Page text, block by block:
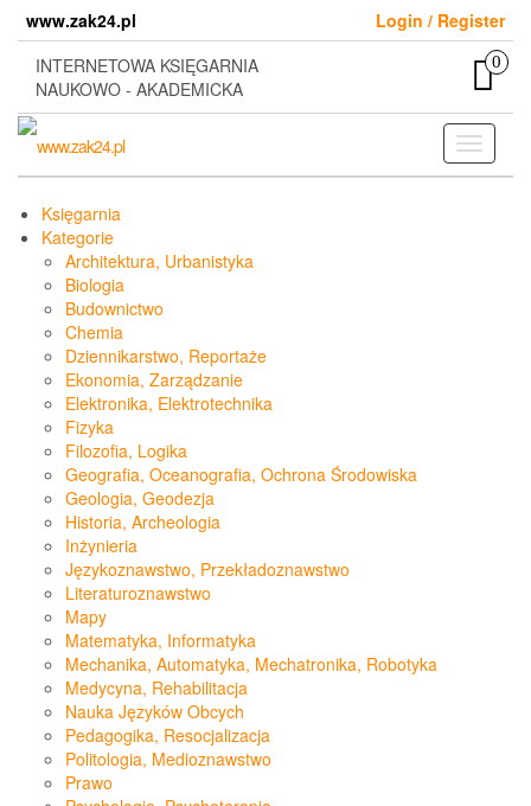
content
www.zak24.pl
Login / Register
INTERNETOWA KSIĘGARNIA
NAUKOWO - AKADEMICKA
0
Toggle
Księgarnia
Kategorie
Architektura, Urbanistyka
Biologia
Budownictwo
Chemia
Dziennikarstwo, Reportaże
Ekonomia, Zarządzanie
Elektronika, Elektrotechnika
Fizyka
Filozofia, Logika
Geografia, Oceanografia, Ochrona Środowiska
Geologia, Geodezja
Historia, Archeologia
Inżynieria
Językoznawstwo, Przekładoznawstwo
Literaturoznawstwo
Mapy
Matematyka, Informatyka
Mechanika, Automatyka, Mechatronika, Robotyka
Medycyna, Rehabilitacja
Nauka Języków Obcych
Pedagogika, Resocjalizacja
Politologia, Medioznawstwo
Prawo